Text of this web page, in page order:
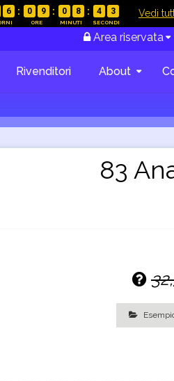
6 0 9 0 8 4 2 Vedi
Area riservata
Rivenditori About
83